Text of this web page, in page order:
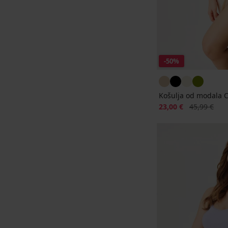
-50%
Košulja od modala
Popust
23,00 € Prvobitna
45,99 €